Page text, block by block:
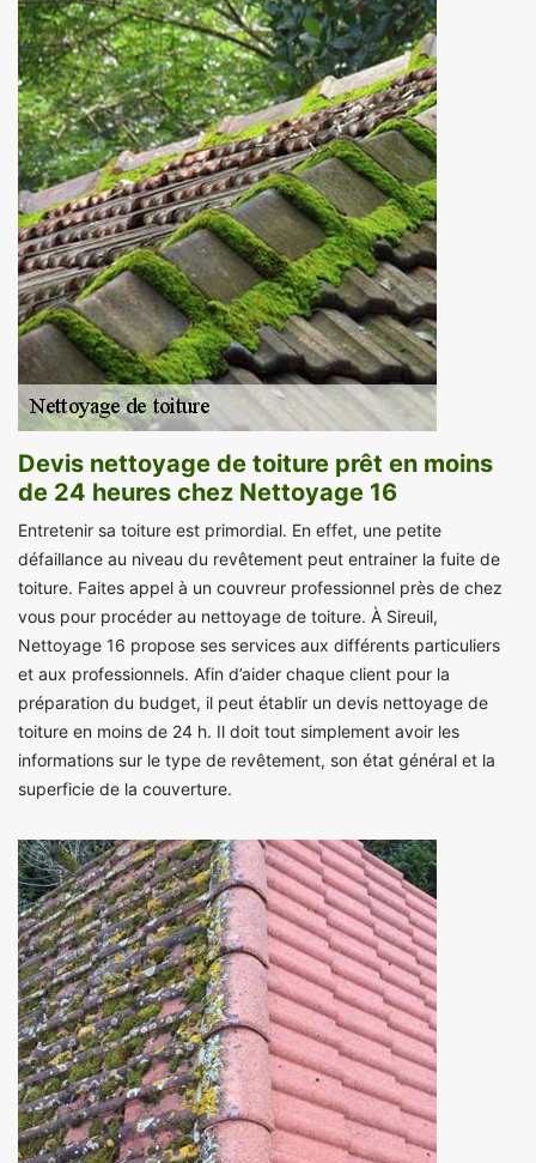
Devis nettoyage de toiture prêt en moins
de 24 heures chez Nettoyage 16
Entretenir sa toiture est primordial. En effet, une petite
défaillance au niveau du revêtement peut entrainer la fuite de
toiture. Faites appel à un couvreur professionnel près de chez
vous pour procéder au nettoyage de toiture. À Sireuil,
Nettoyage 16 propose ses services aux différents particuliers
et aux professionnels. Afin d’aider chaque client pour la
préparation du budget, il peut établir un devis nettoyage de
toiture en moins de 24 h. Il doit tout simplement avoir les
informations sur le type de revêtement, son état général et la
superficie de la couverture.